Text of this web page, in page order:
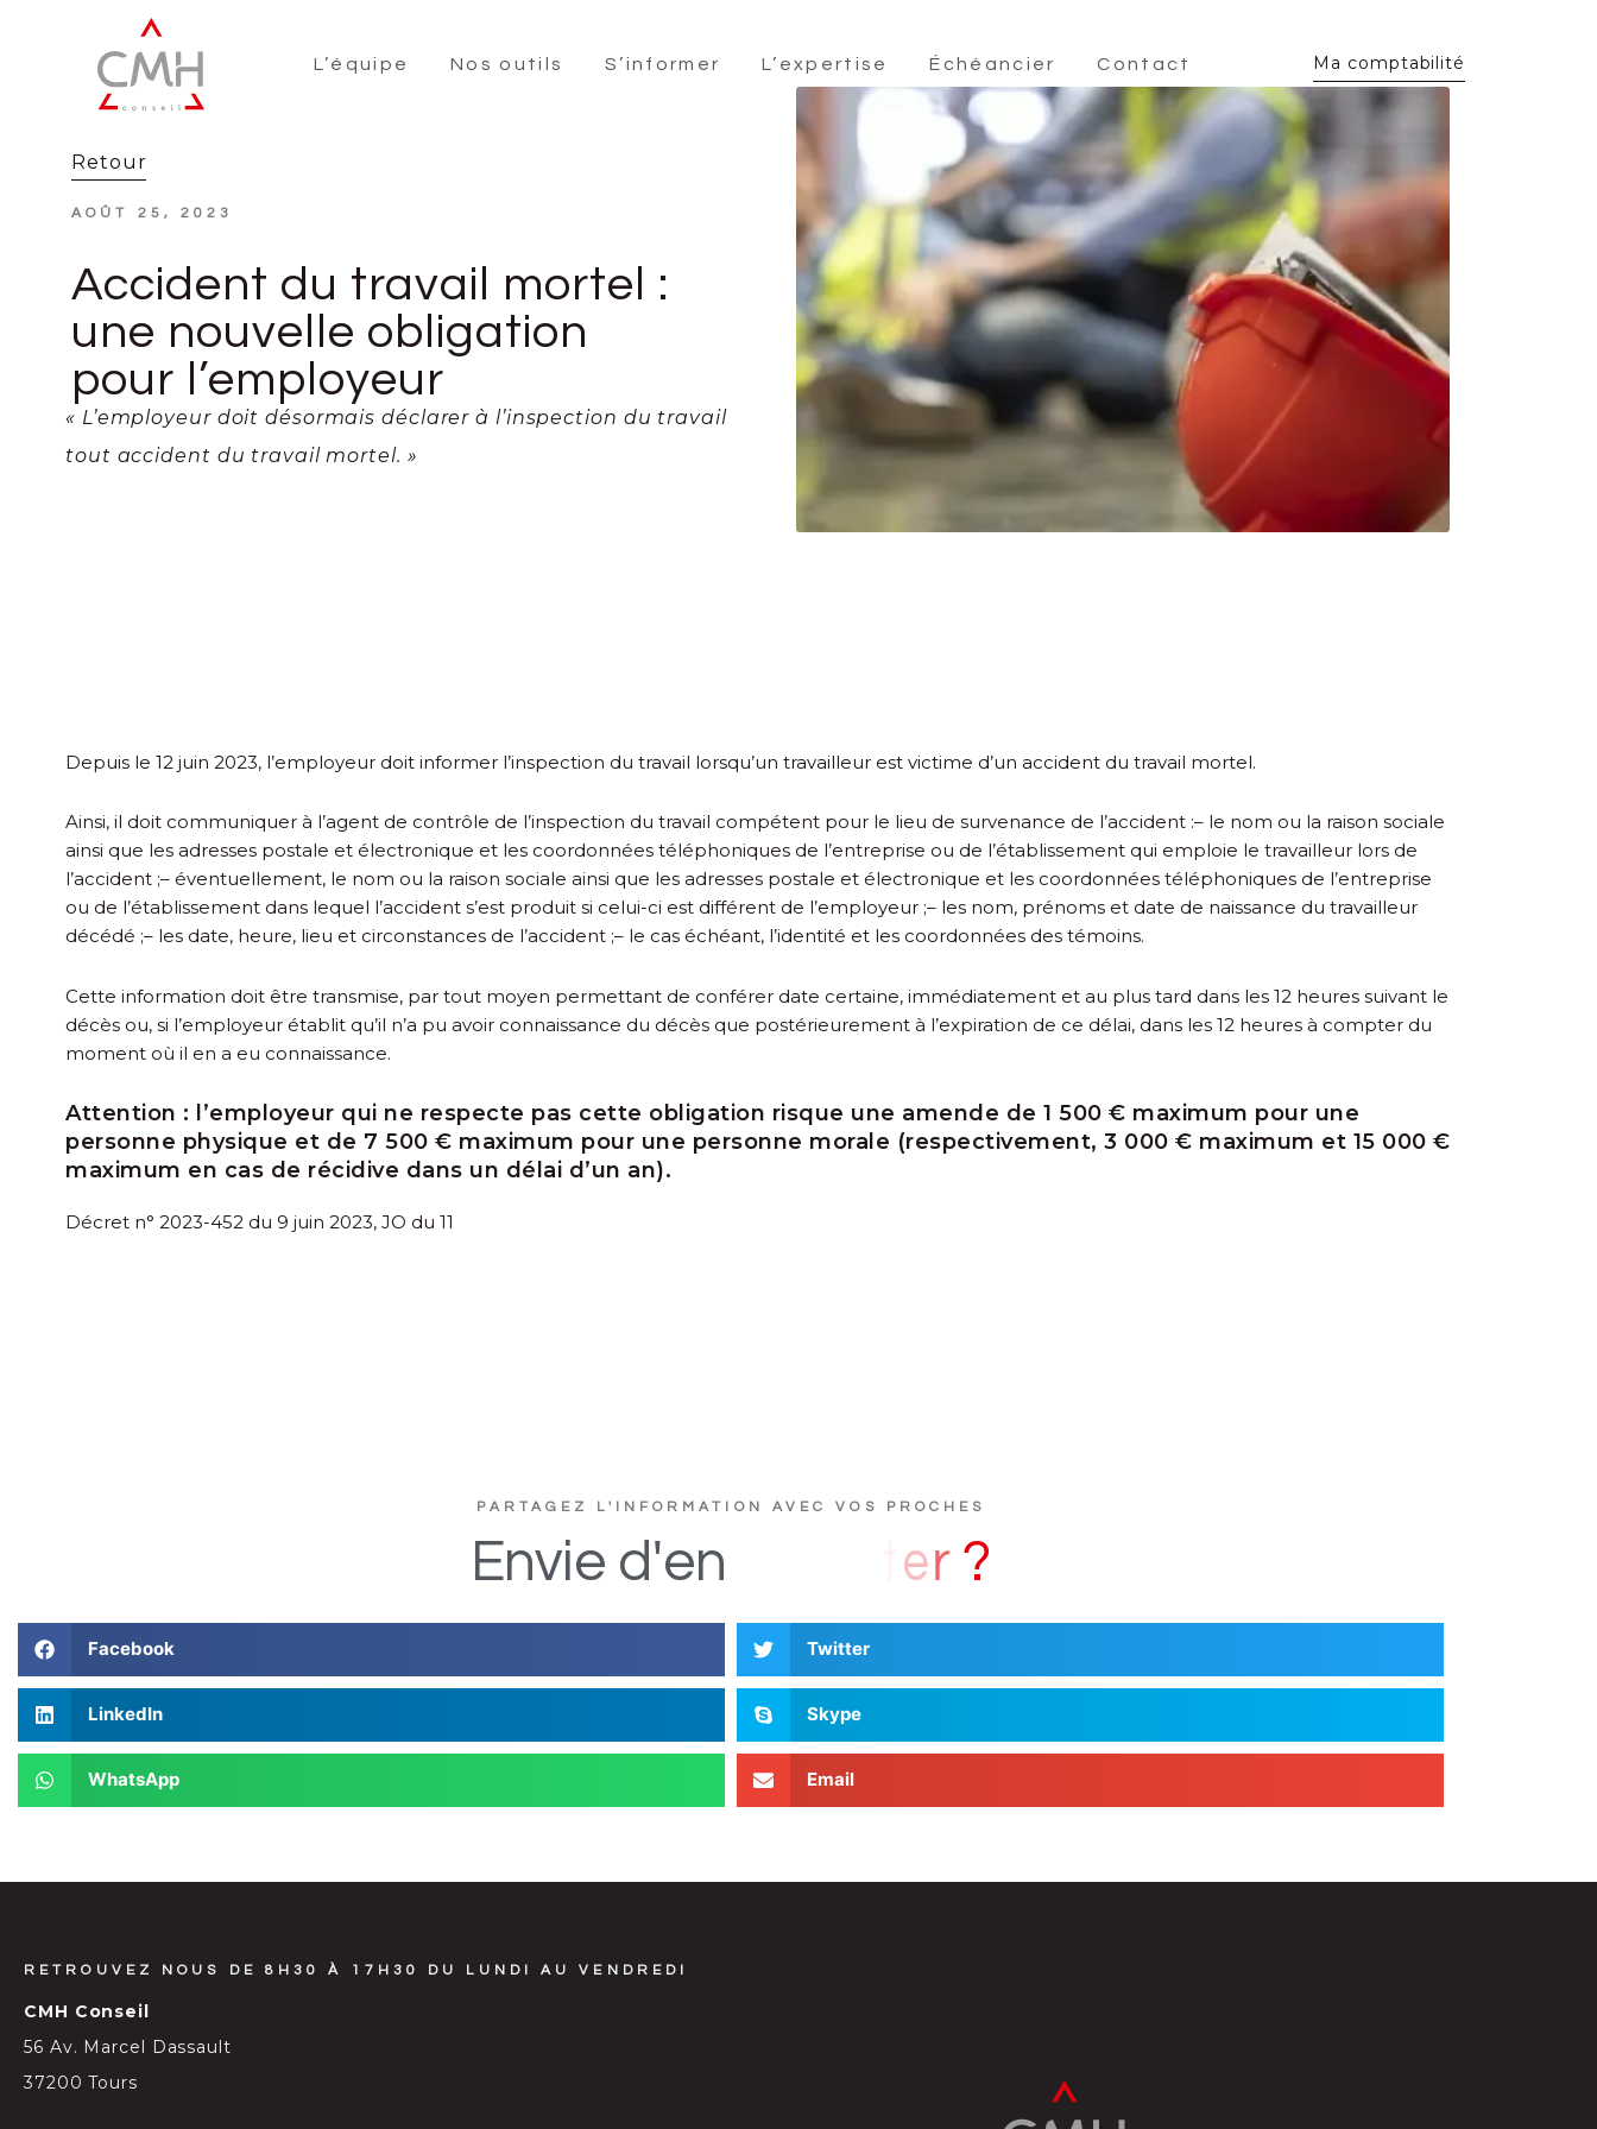
L’équipe Nos outils S’informer L’expertise Échéancier Contact Ma comptabilité
Retour
AOÛT 25, 2023
Accident du travail mortel :
une nouvelle obligation
pour l’employeur
« L’employeur doit désormais déclarer à l’inspection du travail
tout accident du travail mortel. »
Depuis le 12 juin 2023, l’employeur doit informer l’inspection du travail lorsqu’un travailleur est victime d’un accident du travail mortel.
Ainsi, il doit communiquer à l’agent de contrôle de l’inspection du travail compétent pour le lieu de survenance de l’accident :– le nom ou la raison sociale
ainsi que les adresses postale et électronique et les coordonnées téléphoniques de l’entreprise ou de l’établissement qui emploie le travailleur lors de
l’accident ;– éventuellement, le nom ou la raison sociale ainsi que les adresses postale et électronique et les coordonnées téléphoniques de l’entreprise
ou de l’établissement dans lequel l’accident s’est produit si celui-ci est différent de l’employeur ;– les nom, prénoms et date de naissance du travailleur
décédé ;– les date, heure, lieu et circonstances de l’accident ;– le cas échéant, l’identité et les coordonnées des témoins.
Cette information doit être transmise, par tout moyen permettant de conférer date certaine, immédiatement et au plus tard dans les 12 heures suivant le
décès ou, si l’employeur établit qu’il n’a pu avoir connaissance du décès que postérieurement à l’expiration de ce délai, dans les 12 heures à compter du
moment où il en a eu connaissance.
Attention : l’employeur qui ne respecte pas cette obligation risque une amende de 1 500 € maximum pour une
personne physique et de 7 500 € maximum pour une personne morale (respectivement, 3 000 € maximum et 15 000 €
maximum en cas de récidive dans un délai d’un an).
Décret n° 2023-452 du 9 juin 2023, JO du 11
PARTAGEZ L'INFORMATION AVEC VOS PROCHES
Envie d'en
Facebook Twitter
LinkedIn Skype
WhatsApp Email
RETROUVEZ NOUS DE 8H30 À 17H30 DU LUNDI AU VENDREDI
CMH Conseil
56 Av. Marcel Dassault
37200 Tours